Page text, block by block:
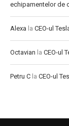
echipamentelor de
Alexa la CEO-ul
Octavian la CEO-ul
Petru C la CEO-ul